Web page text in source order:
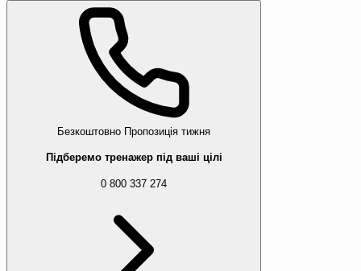
Безкоштовно Пропозиція тижня
Підберемо тренажер під ваші цілі
0 800 337 274